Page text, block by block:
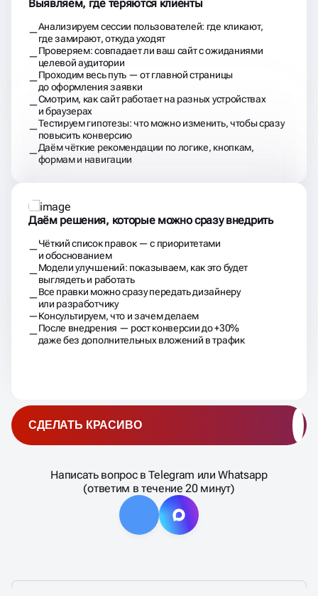
Выявляем, где теряются клиенты
Анализируем сессии пользователей: где кликают,
где замирают, откуда уходят
Проверяем: совпадает ли ваш сайт с ожиданиями
целевой аудитории
Проходим весь путь — от главной страницы
до оформления заявки
Смотрим, как сайт работает на разных устройствах
и браузерах
Тестируем гипотезы: что можно изменить, чтобы сразу
повысить конверсию
Даём чёткие рекомендации по логике, кнопкам,
формам и навигации
Даём решения, которые можно сразу внедрить
Чёткий список правок — с приоритетами
и обоснованием
Модели улучшений: показываем, как это будет
выглядеть и работать
Все правки можно сразу передать дизайнеру
или разработчику
Консультируем, что и зачем делаем
После внедрения — рост конверсии до +30%
даже без дополнительных вложений в трафик
Написать вопрос в Telegram или Whatsapp
(ответим в течение 20 минут)
СДЕЛАТЬ КРАСИВО